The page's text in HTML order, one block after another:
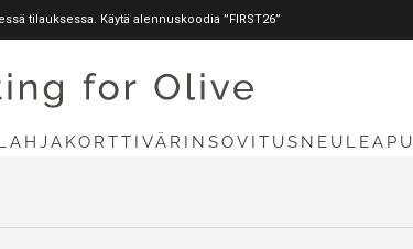
tilauksessa. Käytä alennuskoodia ”FIRST26”
VÄRINSOVITUS NEULEAPU